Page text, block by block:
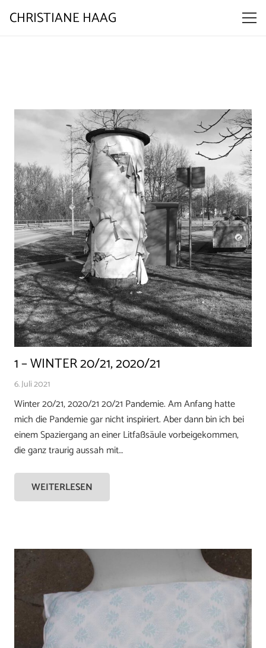
CHRISTIANE HAAG
1 – WINTER 20/21, 2020/21
6. Juli 2021
Winter 20/21, 2020/21 20/21 Pandemie. Am Anfang hatte
mich die Pandemie gar nicht inspiriert. Aber dann bin ich bei
einem Spaziergang an einer Litfaßsäule vorbeigekommen,
die ganz traurig aussah mit…
WEITERLESEN